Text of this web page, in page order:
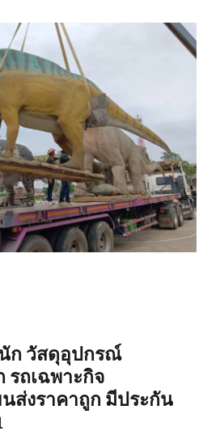
ก วัสดุอุปกรณ์
รถเฉพาะกิจ
ส่งราคาถูก มีประกัน